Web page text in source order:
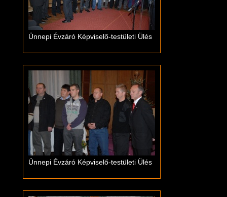
Ünnepi Évzáró Képviselő-testületi Ülés
Ünnepi Évzáró Képviselő-testületi Ülés